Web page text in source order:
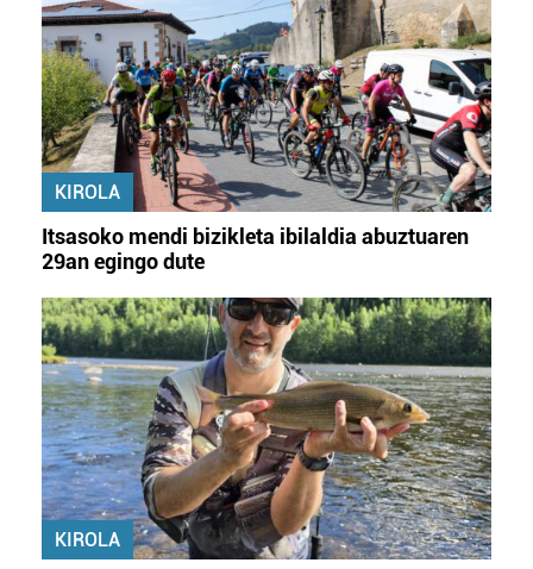
KIROLA
Itsasoko mendi bizikleta ibilaldia abuztuaren
29an egingo dute
KIROLA